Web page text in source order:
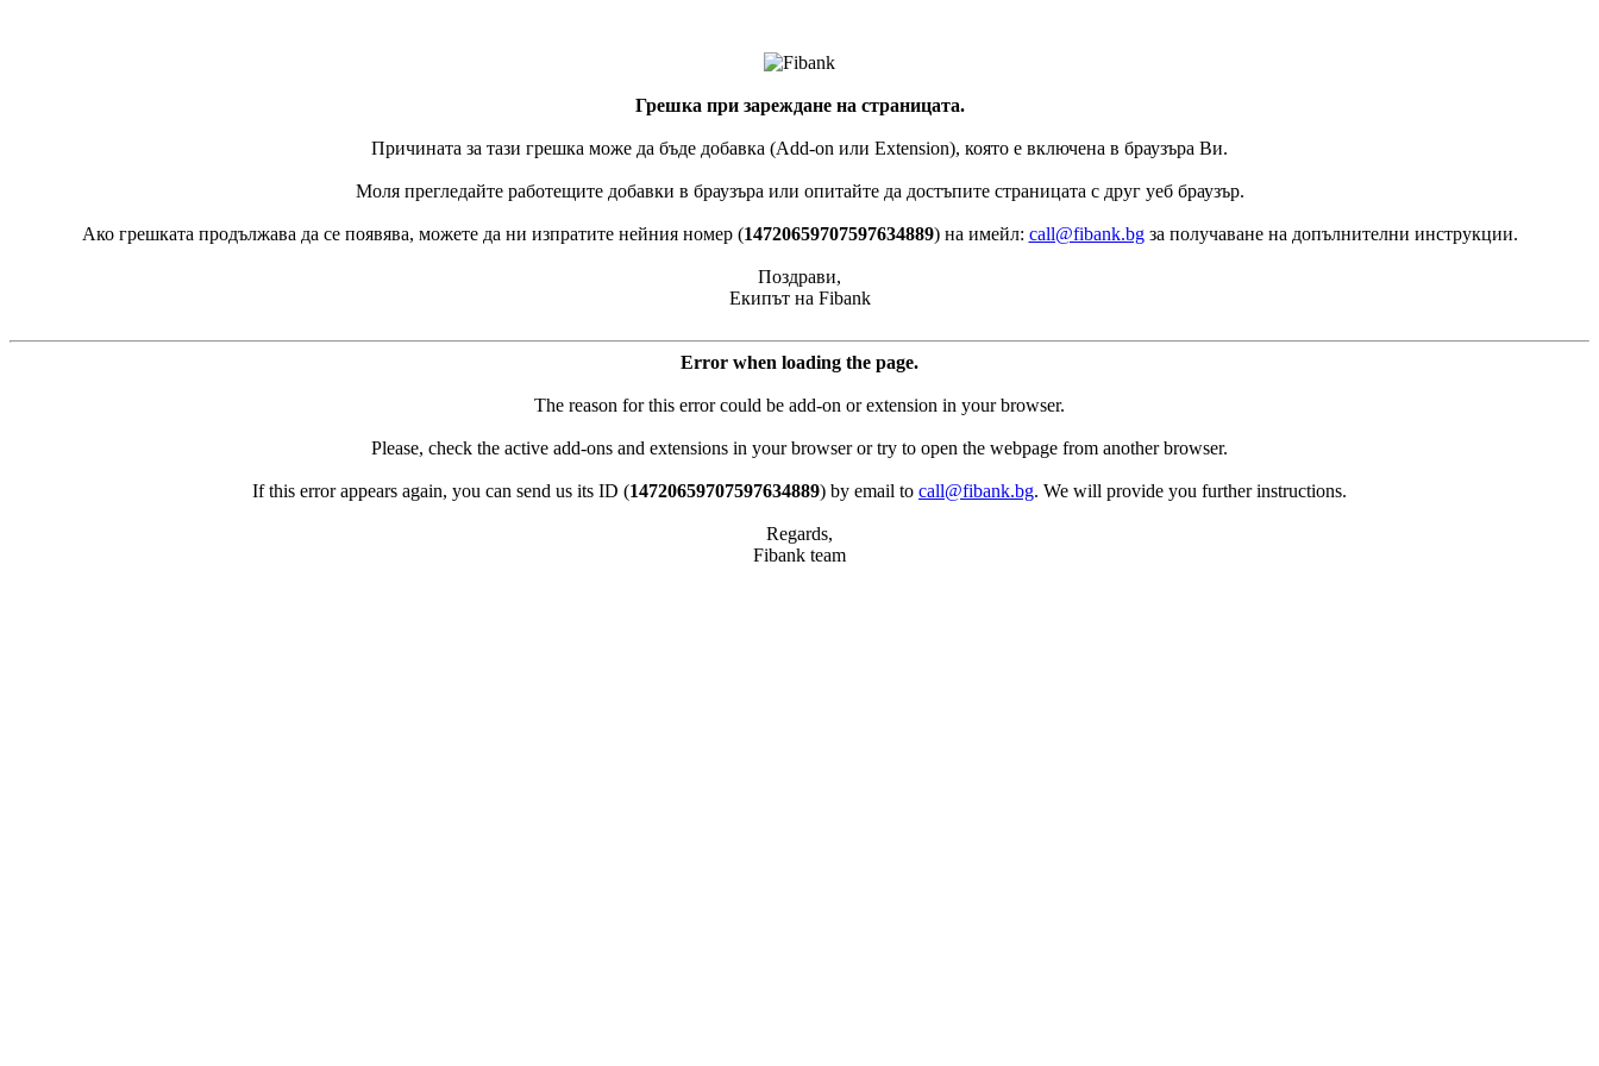
Грешка при зареждане на страницата.
Причината за тази грешка може да бъде добавка (Add-on или Extension), която е включена в браузъра Ви.
Моля прегледайте работещите добавки в браузъра или опитайте да достъпите страницата с друг уеб браузър.
Ако грешката продължава да се появява, можете да ни изпратите нейния номер (14720659707597634889) на имейл: call@fibank.bgза получаване на допълнителни инструкции.
Поздрави,
Екипът на Fibank
Error when loading the page.
The reason for this error could be add-on or extension in your browser.
Please, check the active add-ons and extensions in your browser or try to open the webpage from another browser.
If this error appears again, you can send us its ID (14720659707597634889) by email to call@fibank.bg. We will provide you further instructions.
Regards,
Fibank team